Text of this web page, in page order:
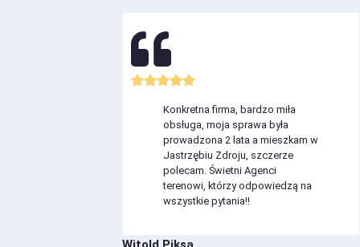
Konkretna firma, bardzo miła
obsługa, moja sprawa była
prowadzona 2 lata a mieszkam w
Jastrzębiu Zdroju, szczerze
polecam. Świetni Agenci
terenowi, którzy odpowiedzą na
wszystkie pytania!!